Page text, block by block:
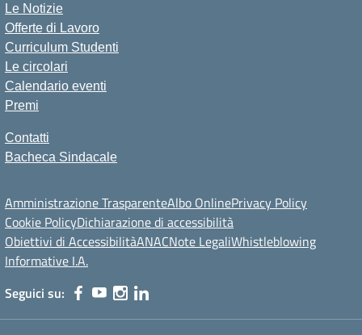
Le Notizie
Offerte di Lavoro
Curriculum Studenti
Le circolari
Calendario eventi
Premi
Contatti
Bacheca Sindacale
Amministrazione TrasparenteAlbo OnlinePrivacy Policy
Cookie PolicyDichiarazione di accessibilità
Obiettivi di AccessibilitàANACNote LegaliWhistleblowing
Informative I.A.
Seguici su: